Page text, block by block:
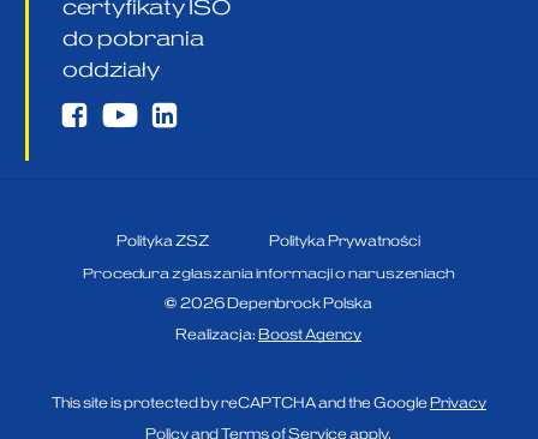
certyfikaty ISO
do pobrania
oddziały
©2026Depenbrock Polska
Realizacja:Boost Agency
Polityka ZSZ Polityka Prywatności
Procedura zgłaszania informacji o naruszeniach
This site is protected by reCAPTCHA and the Google Privacy
PolicyandTerms of Serviceapply.